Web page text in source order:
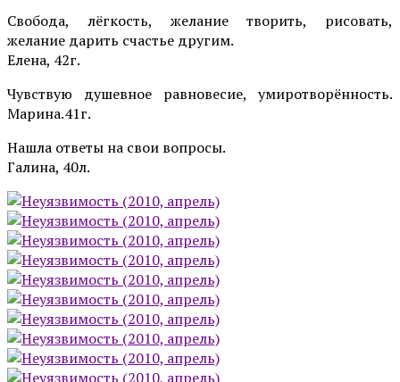
Свобода, лёгкость, желание творить, рисовать,
желание дарить счастье другим.
Елена, 42г.
Чувствую душевное равновесие, умиротворённость.
Марина.41г.
Нашла ответы на свои вопросы.
Галина, 40л.